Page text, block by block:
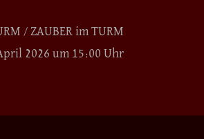
/ ZAUBER im TURM
2026 um 15:00 Uhr